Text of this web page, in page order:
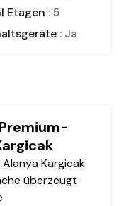
Etagen : 5
Wohnung
: Ja
Kargicak
überzeugt